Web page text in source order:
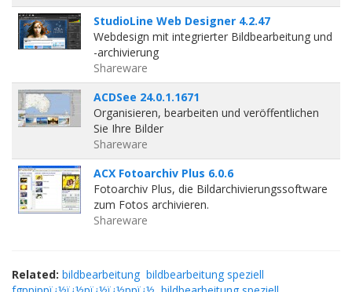
StudioLine Web Designer 4.2.47
Webdesign mit integrierter Bildbearbeitung und
-archivierung
Shareware
ACDSee 24.0.1.1671
Organisieren, bearbeiten und veröffentlichen
Sie Ihre Bilder
Shareware
ACX Fotoarchiv Plus 6.0.6
Fotoarchiv Plus, die Bildarchivierungssoftware
zum Fotos archivieren.
Shareware
Related: bildbearbeitung bildbearbeitung speziell